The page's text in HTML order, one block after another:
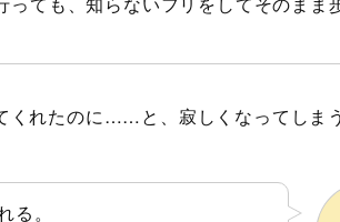
くれたのに……と、寂しくなってしま
。